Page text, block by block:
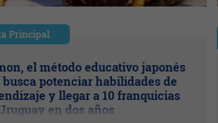
Principal
el método educativo japonés
busca potenciar habilidades de
y llegar a 10 franquicias
en dos años